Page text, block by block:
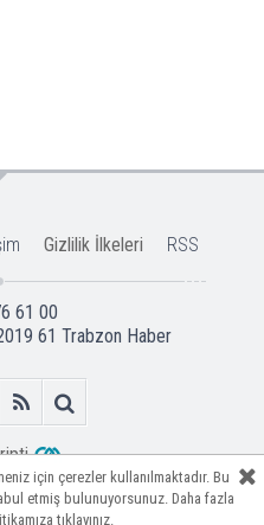
Gizlilik İlkeleri RSS
61 00
61 Trabzon Haber
için çerezler kullanılmaktadır. Bu
etmiş bulunuyorsunuz. Daha fazla
tıklayınız.
için çerezler kullanılmaktadır. Bu
etmiş bulunuyorsunuz. Daha fazla
tıklayınız.